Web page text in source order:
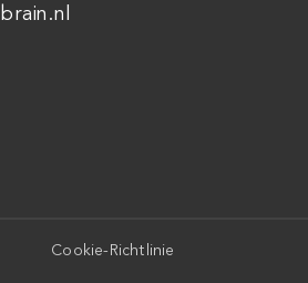
Cookie-Richtlinie